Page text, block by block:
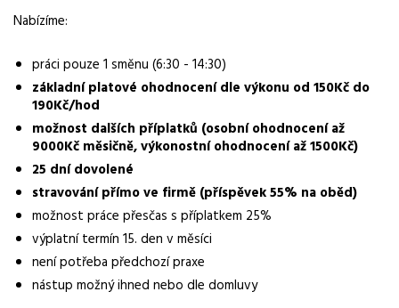
Lokalita nabídky
Zaměstnavatel / agentura
REAL JOB s.r.o.
Typ úvazku
Plný úvazek
23 000 - 35 000 Kč
Směny
jednosměnný provoz
Nabízíme:
práci pouze 1 směnu (6:30 - 14:30)
základní platové ohodnocení dle výkonu od 150Kč do
190Kč/hod
možnost dalších příplatků (osobní ohodnocení až
9000Kč měsičně, výkonostní ohodnocení až 1500Kč)
25 dní dovolené
stravování přímo ve firmě (příspěvek 55% na oběd)
možnost práce přesčas s příplatkem 25%
výplatní termín 15. den v měsíci
není potřeba předchozí praxe
nástup možný ihned nebo dle domluvy